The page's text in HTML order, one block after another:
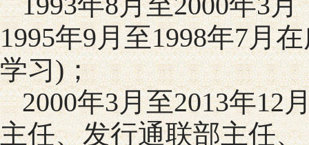
1995年9月至1998年7月
学习)；
2000年3月至2013年12
主任、发行通联部主任